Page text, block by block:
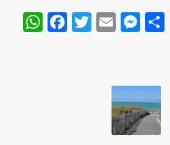
WhatsApp
Facebook
Twitter
Email